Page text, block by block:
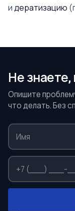
идератизацию
Не знаете,
Опишите
что делать. Без